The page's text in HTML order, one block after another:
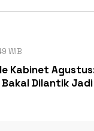
WIB
Kabinet
Dilantik Jadi